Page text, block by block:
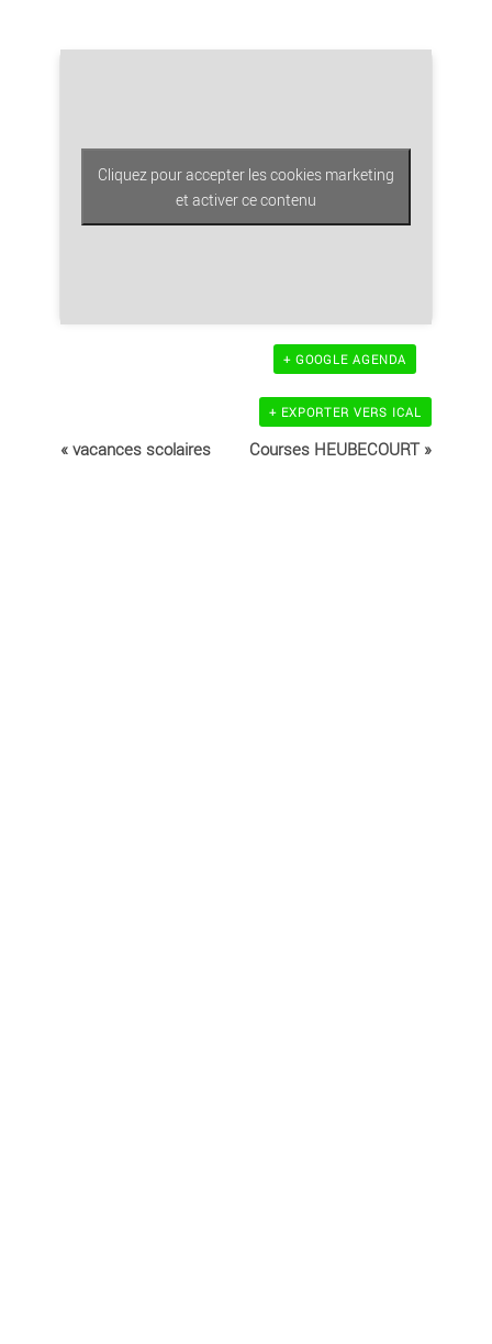
Cliquez pour accepter les cookies marketing
et activer ce contenu
+ GOOGLE AGENDA
+ EXPORTER VERS ICAL
« vacances scolaires Courses HEUBECOURT »